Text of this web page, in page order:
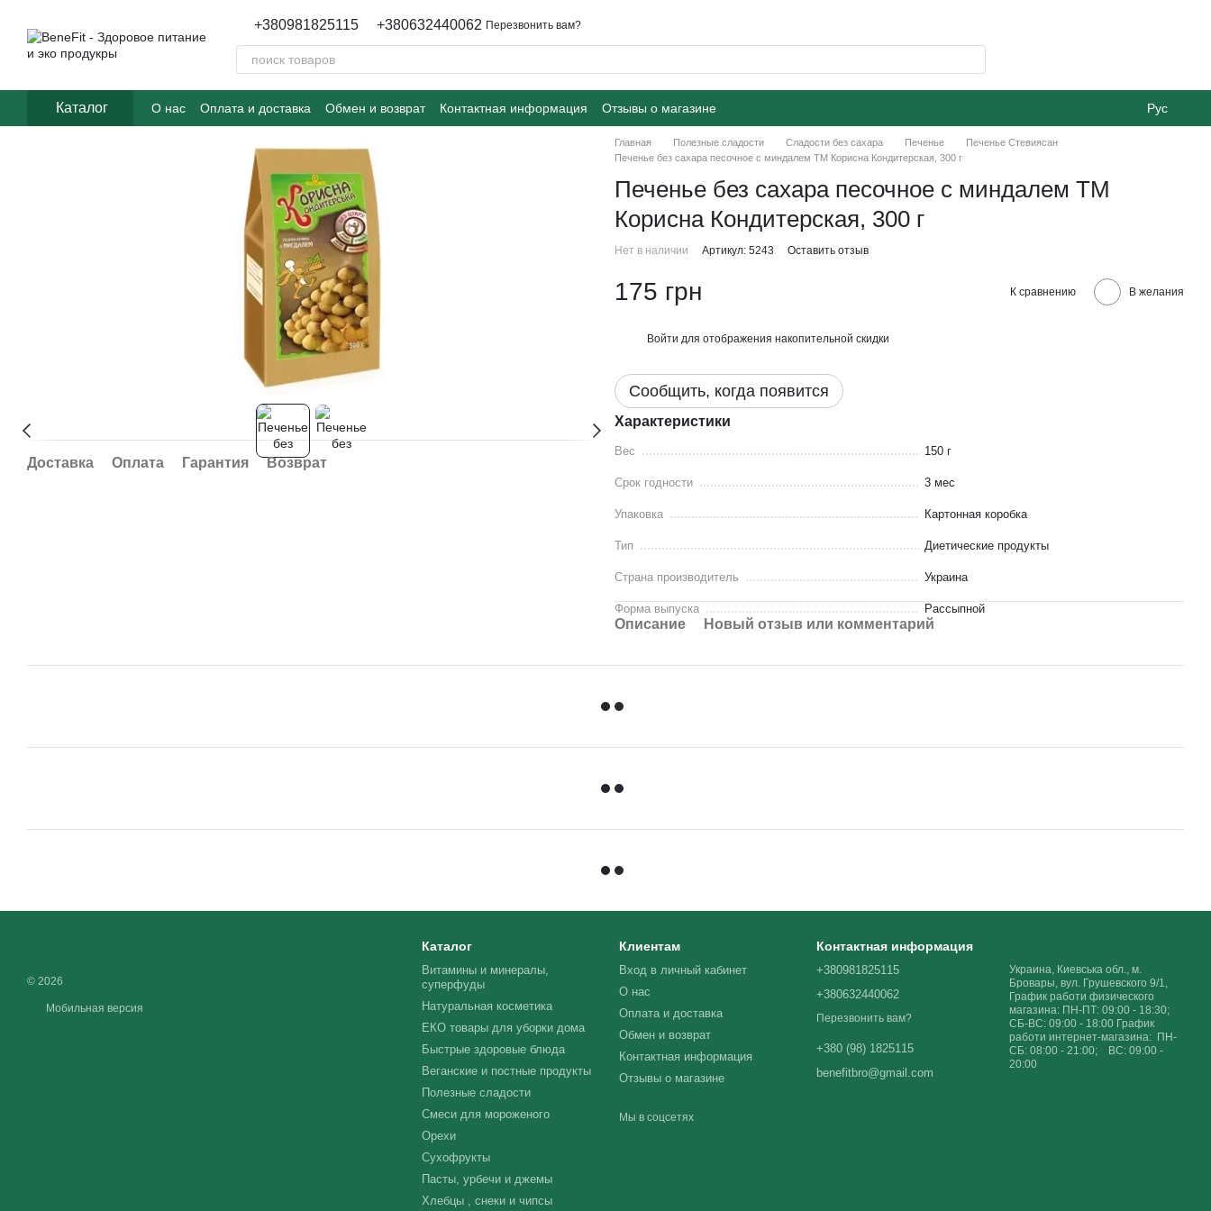
+380981825115 +380632440062 Перезвонить вам?
Каталог О нас Оплата и доставка Обмен и возврат Контактная информация Отзывы о магазине Рус
Доставка Оплата Гарантия Возврат
Главная Полезные сладости Сладости без сахара Печенье
Печенье Стевиясан
Печенье без сахара песочное с миндалем ТМ Корисна Кондитерская, 300 г
Печенье без сахара песочное с миндалем ТМ
Корисна Кондитерская, 300 г
Нет в наличии Артикул: 5243 Оставить отзыв
175 грн К сравнению В желания
Войти для отображения накопительной скидки
Сообщить, когда появится
Характеристики
Вес 150 г
Срок годности 3 мес
Упаковка Картонная коробка
Тип Диетические продукты
Страна производитель Украина
Форма выпуска Рассыпной
Описание Новый отзыв или комментарий
© 2026
Мобильная версия
Каталог
Витамины и минералы,
суперфуды
Натуральная косметика
ЕКО товары для уборки дома
Быстрые здоровые блюда
Веганские и постные продукты
Полезные сладости
Смеси для мороженого
Орехи
Сухофрукты
Пасты, урбечи и джемы
Хлебцы , снеки и чипсы
Клиентам
Вход в личный кабинет
О нас
Оплата и доставка
Обмен и возврат
Контактная информация
Отзывы о магазине
Мы в соцсетях
Контактная информация
+380981825115
+380632440062
Перезвонить вам?
+380 (98) 1825115
benefitbro@gmail.com
Украина, Киевська обл., м.
Бровары, вул. Грушевского 9/1,
График работи физического
магазина: ПН-ПТ: 09:00 - 18:30;
СБ-ВС: 09:00 - 18:00 График
работи интернет-магазина: ПН-
СБ: 08:00 - 21:00; ВС: 09:00 -
20:00